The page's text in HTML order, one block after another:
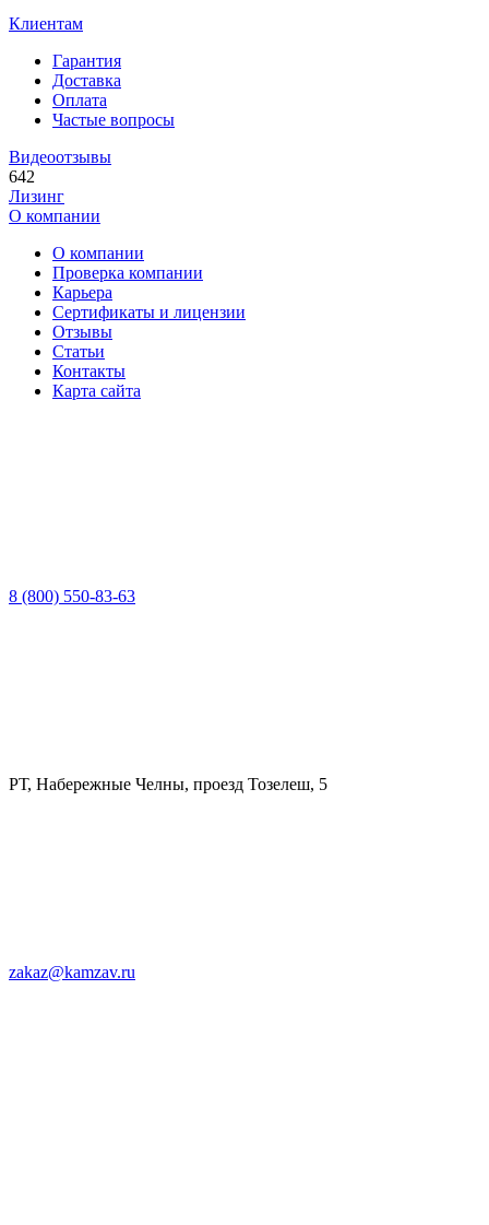
Клиентам
Гарантия
Доставка
Оплата
Частые вопросы
Видеоотзывы
642
Лизинг
О компании
О компании
Проверка компании
Карьера
Сертификаты и лицензии
Отзывы
Статьи
Контакты
Карта сайта
8 (800) 550-83-63
РТ, Набережные Челны, проезд Тозелеш, 5
zakaz@kamzav.ru